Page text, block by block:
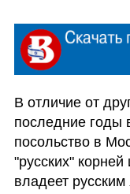
В отличие от
последние годы
посольство в
"русских"
владеет